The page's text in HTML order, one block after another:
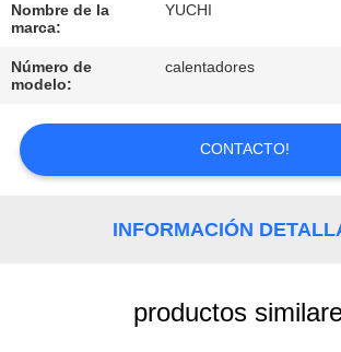
CONTACTO
NOTICIAS
SOLICITAR
COTIZACIÓN
Nombre de la
marca:
YUCHI
Número de
modelo:
calentadores
CONTACTO!
INFORMACIÓN
productos